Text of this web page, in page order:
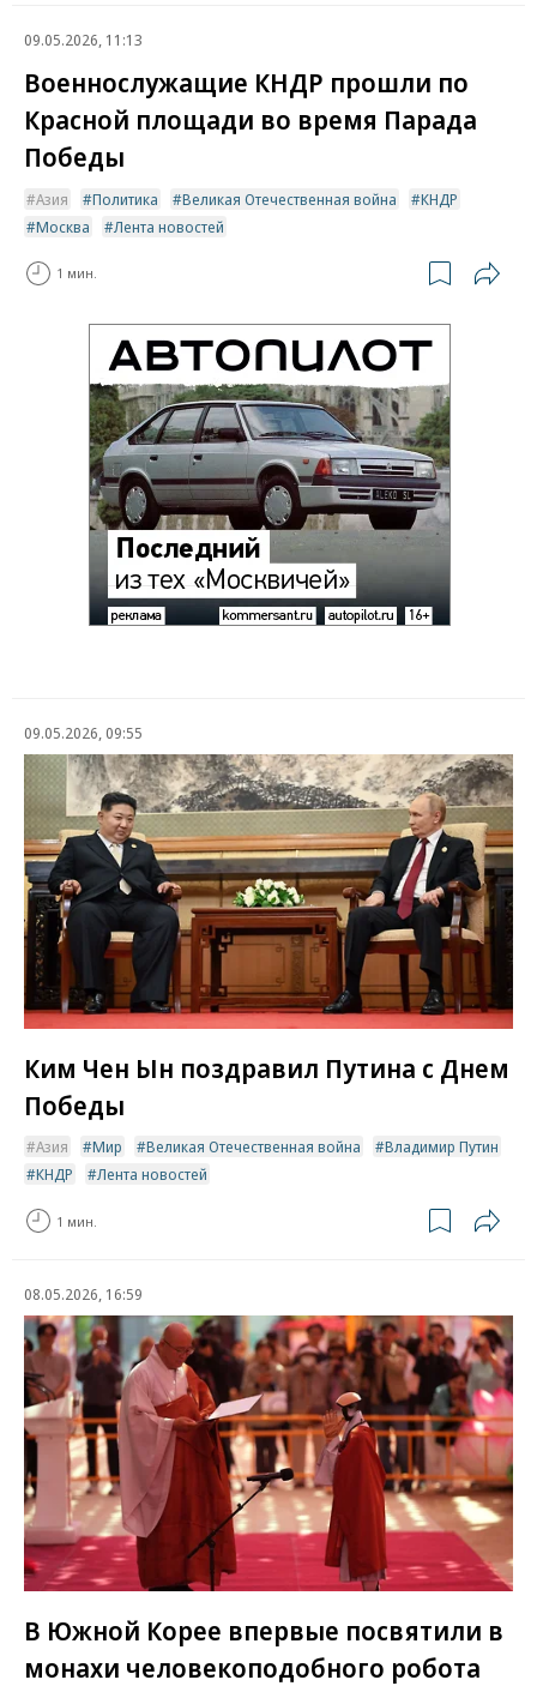
09.05.2026, 11:13
Военнослужащие КНДР прошли по
Красной площади во время Парада
Победы
Азия Политика Великая Отечественная война
КНДР
Москва
Лента новостей
1 мин.
09.05.2026, 09:55
Ким Чен Ын поздравил Путина с Днем
Победы
Азия Мир Великая Отечественная война
Владимир Путин
КНДР
Лента новостей
1 мин.
08.05.2026, 16:59
В Южной Корее впервые посвятили в
монахи человекоподобного робота